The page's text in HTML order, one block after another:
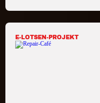
E-LOTSEN-PROJEKT